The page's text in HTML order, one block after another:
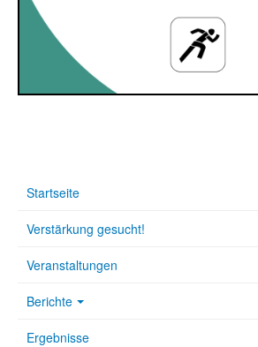
Startseite
Verstärkung gesucht!
Veranstaltungen
Berichte
Ergebnisse